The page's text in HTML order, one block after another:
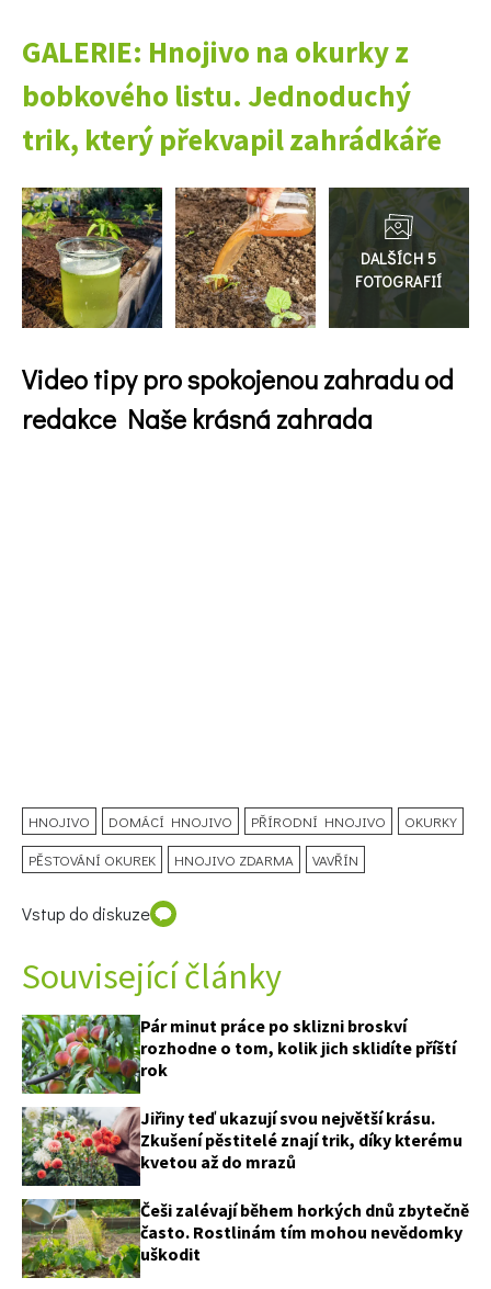
GALERIE: Hnojivo na okurky z
bobkového listu. Jednoduchý
trik, který překvapil zahrádkáře
Přejít
do
galerie
Video tipy pro spokojenou zahradu od
redakce Naše krásná zahrada
HNOJIVO DOMÁCÍ HNOJIVO PŘÍRODNÍ HNOJIVO OKURKY
PĚSTOVÁNÍ OKUREK HNOJIVO ZDARMA VAVŘÍN
Vstup do diskuze
Související články
Pár minut práce po sklizni broskví
rozhodne o tom, kolik jich sklidíte příští
rok
Jiřiny teď ukazují svou největší krásu.
Zkušení pěstitelé znají trik, díky kterému
kvetou až do mrazů
Češi zalévají během horkých dnů zbytečně
často. Rostlinám tím mohou nevědomky
uškodit